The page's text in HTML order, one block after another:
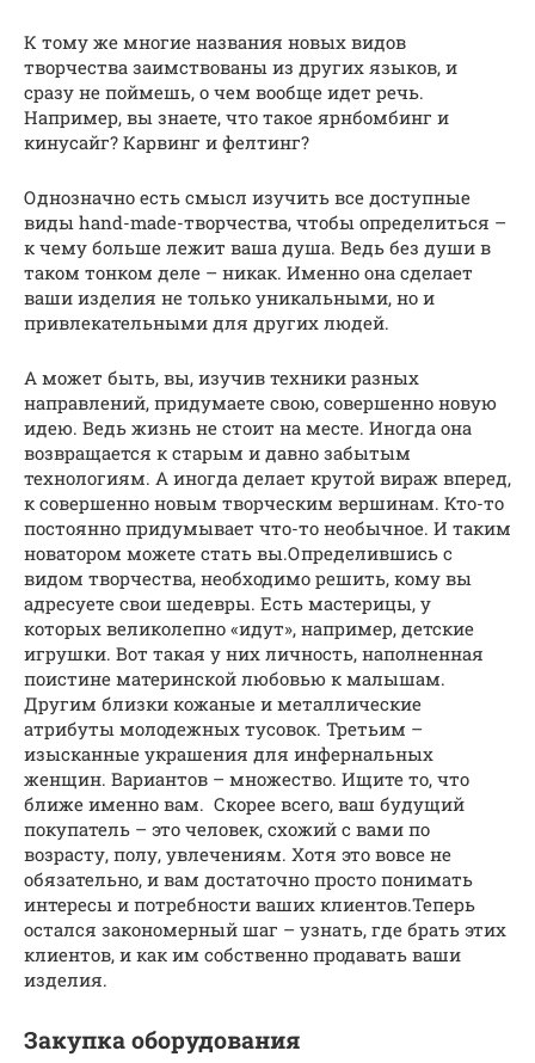
К тому же многие названия новых видов
творчества заимствованы из других языков, и
сразу не поймешь, о чем вообще идет речь.
Например, вы знаете, что такое ярнбомбинг и
кинусайг? Карвинг и фелтинг?
Однозначно есть смысл изучить все доступные
виды hand-made-творчества, чтобы определиться –
к чему больше лежит ваша душа. Ведь без души в
таком тонком деле – никак. Именно она сделает
ваши изделия не только уникальными, но и
привлекательными для других людей.
А может быть, вы, изучив техники разных
направлений, придумаете свою, совершенно новую
идею. Ведь жизнь не стоит на месте. Иногда она
возвращается к старым и давно забытым
технологиям. А иногда делает крутой вираж вперед,
к совершенно новым творческим вершинам. Кто-то
постоянно придумывает что-то необычное. И таким
новатором можете стать вы.Определившись с
видом творчества, необходимо решить, кому вы
адресуете свои шедевры. Есть мастерицы, у
которых великолепно «идут», например, детские
игрушки. Вот такая у них личность, наполненная
поистине материнской любовью к малышам.
Другим близки кожаные и металлические
атрибуты молодежных тусовок. Третьим –
изысканные украшения для инфернальных
женщин. Вариантов – множество. Ищите то, что
ближе именно вам. Скорее всего, ваш будущий
покупатель – это человек, схожий с вами по
возрасту, полу, увлечениям. Хотя это вовсе не
обязательно, и вам достаточно просто понимать
интересы и потребности ваших клиентов.Теперь
остался закономерный шаг – узнать, где брать этих
клиентов, и как им собственно продавать ваши
изделия.
Закупка оборудования